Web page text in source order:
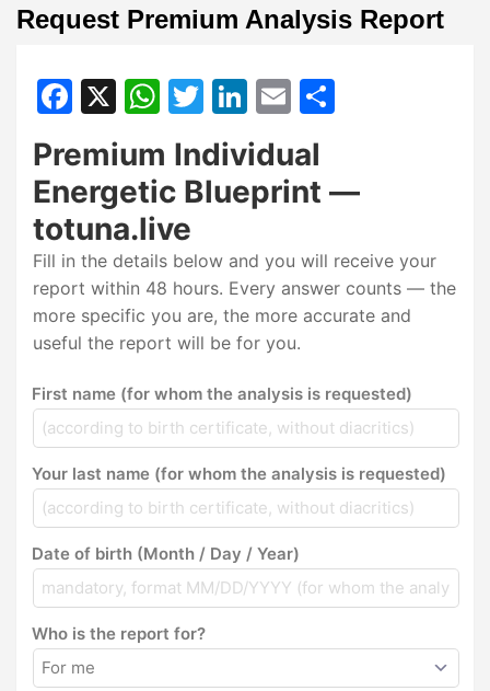
Request Premium Analysis Report
Facebook
X WhatsApp
Twitter
LinkedIn
Email
Premium Individual
Energetic Blueprint —
totuna.live
Fill in the details below and you will receive your
report within 48 hours. Every answer counts — the
more specific you are, the more accurate and
useful the report will be for you.
First name (for whom the analysis is requested)
Your last name (for whom the analysis is requested)
Date of birth (Month / Day / Year)
Who is the report for?